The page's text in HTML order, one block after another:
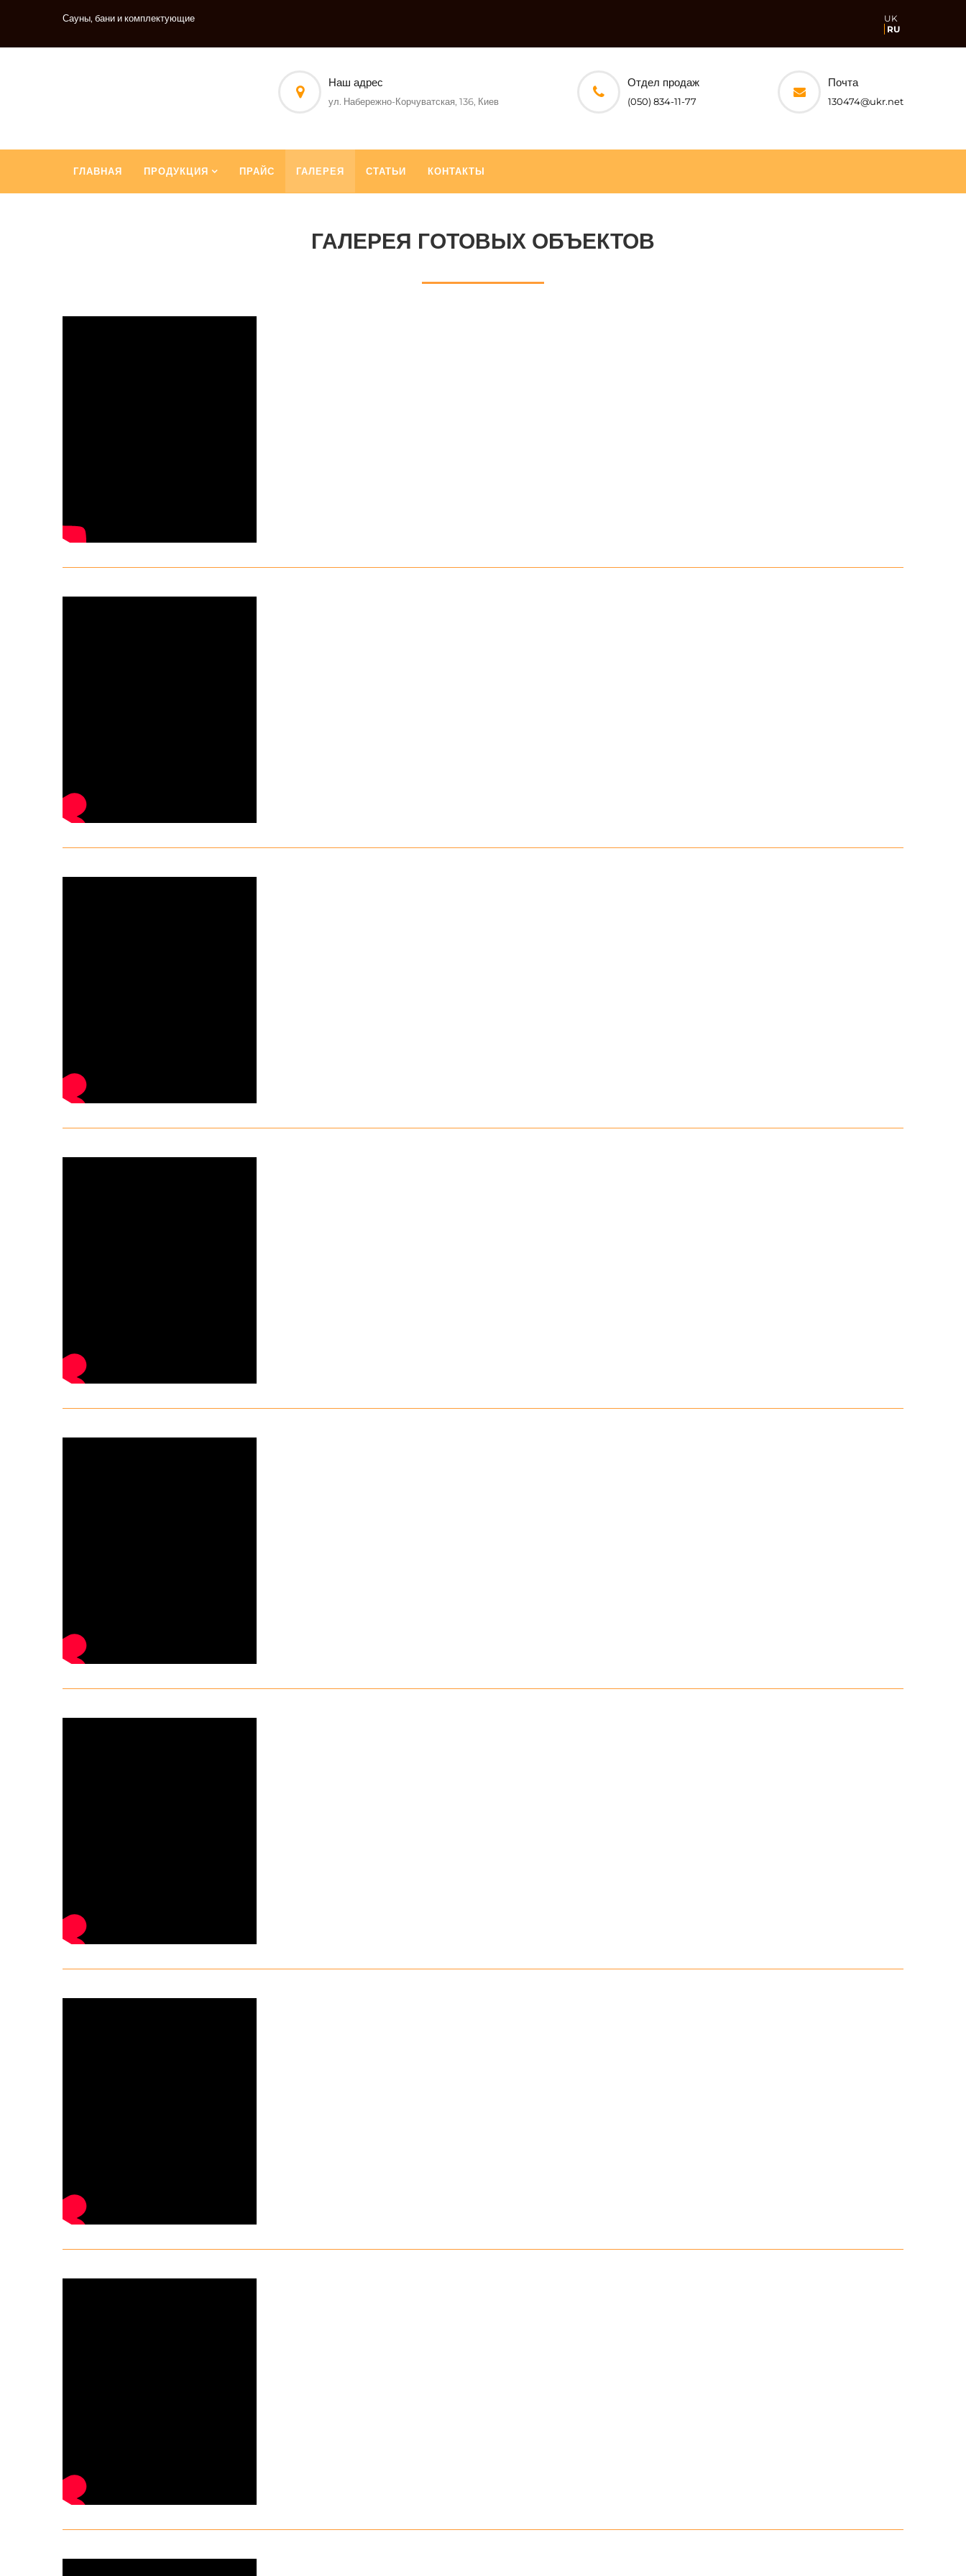
Сауны, бани и комплектующие
UK
RU
Наш адрес
ул. Набережно-Корчуватская, 136, Киев
Отдел продаж
(050) 834-11-77
Почта
130474@ukr.net
ГЛАВНАЯ ПРОДУКЦИЯ ПРАЙС ГАЛЕРЕЯ СТАТЬИ КОНТАКТЫ
ГАЛЕРЕЯ ГОТОВЫХ ОБЪЕКТОВ